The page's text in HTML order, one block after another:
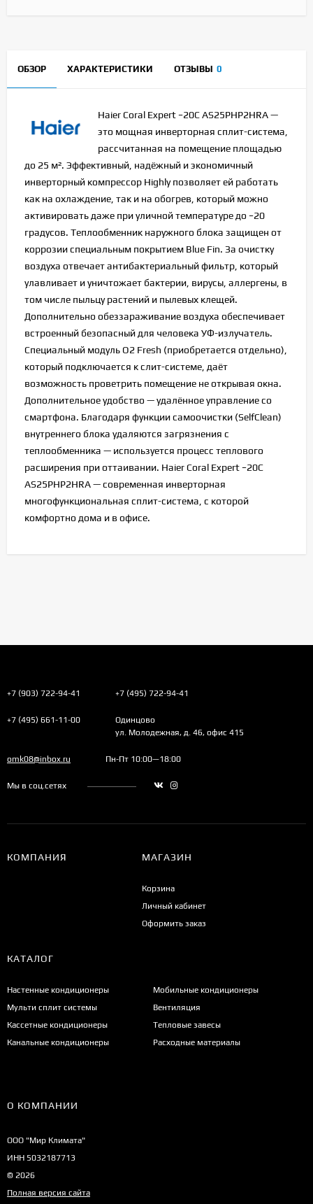
ОБЗОР ХАРАКТЕРИСТИКИ ОТЗЫВЫ 0
Haier Coral Expert −20С AS25PHP2HRA —
это мощная инверторная сплит-система,
рассчитанная на помещение площадью
до 25 м². Эффективный, надёжный и экономичный
инверторный компрессор Highly позволяет ей работать
как на охлаждение, так и на обогрев, который можно
активировать даже при уличной температуре до −20
градусов. Теплообменник наружного блока защищен от
коррозии специальным покрытием Blue Fin. За очистку
воздуха отвечает антибактериальный фильтр, который
улавливает и уничтожает бактерии, вирусы, аллергены, в
том числе пыльцу растений и пылевых клещей.
Дополнительно обеззараживание воздуха обеспечивает
встроенный безопасный для человека УФ-излучатель.
Специальный модуль O2 Fresh (приобретается отдельно),
который подключается к слит-системе, даёт
возможность проветрить помещение не открывая окна.
Дополнительное удобство — удалённое управление со
смартфона. Благодаря функции самоочистки (SelfClean)
внутреннего блока удаляются загрязнения с
теплообменника — используется процесс теплового
расширения при оттаивании. Haier Coral Expert −20С
AS25PHP2HRA — современная инверторная
многофункциональная сплит-система, с которой
комфортно дома и в офисе.
+7 (903) 722-94-41 +7 (495) 722-94-41
+7 (495) 661-11-00
Одинцово
ул. Молодежная, д. 46, офис 415
omk08@inbox.ru Пн-Пт 10:00—18:00
Мы в соц.сетях
КОМПАНИЯ МАГАЗИН
Корзина
Личный кабинет
Оформить заказ
КАТАЛОГ
Настенные кондиционеры
Мульти сплит системы
Кассетные кондиционеры
Канальные кондиционеры
Мобильные кондиционеры
Вентиляция
Тепловые завесы
Расходные материалы
О КОМПАНИИ
ООО "Мир Климата"
ИНН 5032187713
© 2026
Полная версия сайта